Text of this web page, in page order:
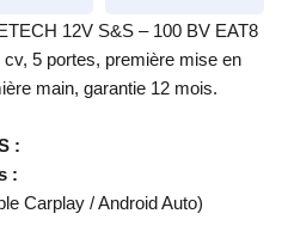
12V S&S – 100 BV EAT8
5 portes, première mise en
main, garantie 12 mois.
:
:
Carplay / Android Auto)